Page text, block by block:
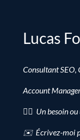
Lucas
Consultant SEO,
Account
👉🏻 Un besoin
✉️ Écrivez-moi